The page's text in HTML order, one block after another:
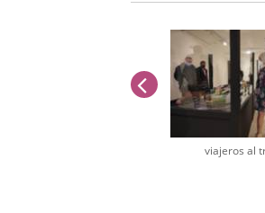
viajeros al
anterior